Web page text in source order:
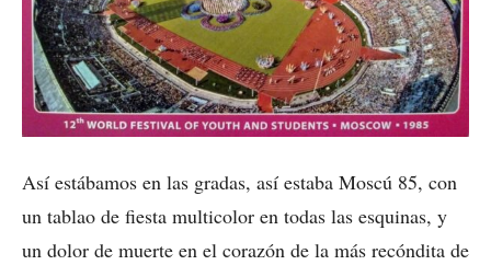
Así estábamos en las gradas, así estaba Moscú 85, con
un tablao de fiesta multicolor en todas las esquinas, y
un dolor de muerte en el corazón de la más recóndita de